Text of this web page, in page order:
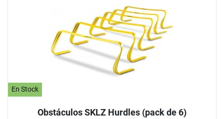
En Stock
Obstáculos SKLZ Hurdles (pack de 6)